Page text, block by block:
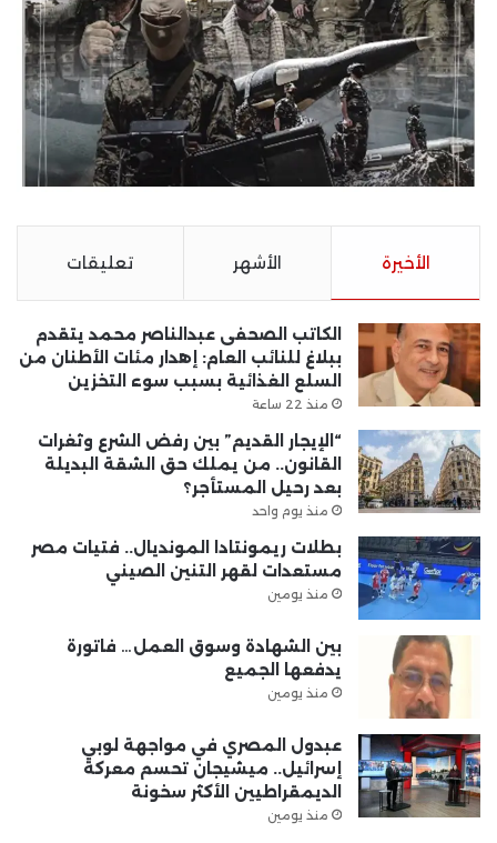
الأخيرة الأشهر تعليقات
الكاتب الصحفى عبدالناصر محمد يتقدم
ببلاغ للنائب العام: إهدار مئات الأطنان من
السلع الغذائية بسبب سوء التخزين
منذ 22 ساعة
“الإيجار القديم” بين رفض الشرع وثغرات
القانون.. من يملك حق الشقة البديلة
بعد رحيل المستأجر؟
منذ يوم واحد
بطلات ريمونتادا المونديال.. فتيات مصر
مستعدات لقهر التنين الصيني
منذ يومين
بين الشهادة وسوق العمل… فاتورة
يدفعها الجميع
منذ يومين
عبدول المصري في مواجهة لوبي
إسرائيل.. ميشيجان تحسم معركة
الديمقراطيين الأكثر سخونة
منذ يومين